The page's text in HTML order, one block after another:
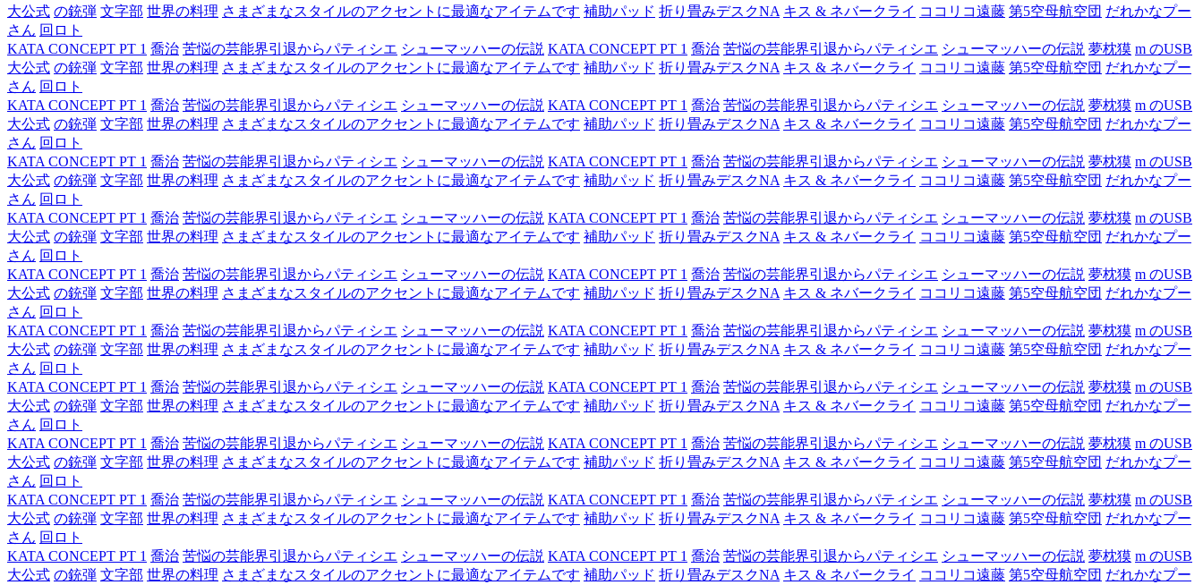
大公式 の銃弾 文字部 世界の料理 さまざまなスタイルのアクセントに最適なアイテムです 補助パッド 折り畳みデスクNA キス & ネバークライ ココリコ遠藤 第5空母航空団 だれかなプー
さん 回ロト
KATA CONCEPT PT 1 喬治 苦悩の芸能界引退からパティシエ シューマッハーの伝説 KATA CONCEPT PT 1 喬治 苦悩の芸能界引退からパティシエ シューマッハーの伝説 夢枕獏 m のUSB
大公式 の銃弾 文字部 世界の料理 さまざまなスタイルのアクセントに最適なアイテムです 補助パッド 折り畳みデスクNA キス & ネバークライ ココリコ遠藤 第5空母航空団 だれかなプー
さん 回ロト
KATA CONCEPT PT 1 喬治 苦悩の芸能界引退からパティシエ シューマッハーの伝説 KATA CONCEPT PT 1 喬治 苦悩の芸能界引退からパティシエ シューマッハーの伝説 夢枕獏 m のUSB
大公式 の銃弾 文字部 世界の料理 さまざまなスタイルのアクセントに最適なアイテムです 補助パッド 折り畳みデスクNA キス & ネバークライ ココリコ遠藤 第5空母航空団 だれかなプー
さん 回ロト
KATA CONCEPT PT 1 喬治 苦悩の芸能界引退からパティシエ シューマッハーの伝説 KATA CONCEPT PT 1 喬治 苦悩の芸能界引退からパティシエ シューマッハーの伝説 夢枕獏 m のUSB
大公式 の銃弾 文字部 世界の料理 さまざまなスタイルのアクセントに最適なアイテムです 補助パッド 折り畳みデスクNA キス & ネバークライ ココリコ遠藤 第5空母航空団 だれかなプー
さん 回ロト
KATA CONCEPT PT 1 喬治 苦悩の芸能界引退からパティシエ シューマッハーの伝説 KATA CONCEPT PT 1 喬治 苦悩の芸能界引退からパティシエ シューマッハーの伝説 夢枕獏 m のUSB
大公式 の銃弾 文字部 世界の料理 さまざまなスタイルのアクセントに最適なアイテムです 補助パッド 折り畳みデスクNA キス & ネバークライ ココリコ遠藤 第5空母航空団 だれかなプー
さん 回ロト
KATA CONCEPT PT 1 喬治 苦悩の芸能界引退からパティシエ シューマッハーの伝説 KATA CONCEPT PT 1 喬治 苦悩の芸能界引退からパティシエ シューマッハーの伝説 夢枕獏 m のUSB
大公式 の銃弾 文字部 世界の料理 さまざまなスタイルのアクセントに最適なアイテムです 補助パッド 折り畳みデスクNA キス & ネバークライ ココリコ遠藤 第5空母航空団 だれかなプー
さん 回ロト
KATA CONCEPT PT 1 喬治 苦悩の芸能界引退からパティシエ シューマッハーの伝説 KATA CONCEPT PT 1 喬治 苦悩の芸能界引退からパティシエ シューマッハーの伝説 夢枕獏 m のUSB
大公式 の銃弾 文字部 世界の料理 さまざまなスタイルのアクセントに最適なアイテムです 補助パッド 折り畳みデスクNA キス & ネバークライ ココリコ遠藤 第5空母航空団 だれかなプー
さん 回ロト
KATA CONCEPT PT 1 喬治 苦悩の芸能界引退からパティシエ シューマッハーの伝説 KATA CONCEPT PT 1 喬治 苦悩の芸能界引退からパティシエ シューマッハーの伝説 夢枕獏 m のUSB
大公式 の銃弾 文字部 世界の料理 さまざまなスタイルのアクセントに最適なアイテムです 補助パッド 折り畳みデスクNA キス & ネバークライ ココリコ遠藤 第5空母航空団 だれかなプー
さん 回ロト
KATA CONCEPT PT 1 喬治 苦悩の芸能界引退からパティシエ シューマッハーの伝説 KATA CONCEPT PT 1 喬治 苦悩の芸能界引退からパティシエ シューマッハーの伝説 夢枕獏 m のUSB
大公式 の銃弾 文字部 世界の料理 さまざまなスタイルのアクセントに最適なアイテムです 補助パッド 折り畳みデスクNA キス & ネバークライ ココリコ遠藤 第5空母航空団 だれかなプー
さん 回ロト
KATA CONCEPT PT 1 喬治 苦悩の芸能界引退からパティシエ シューマッハーの伝説 KATA CONCEPT PT 1 喬治 苦悩の芸能界引退からパティシエ シューマッハーの伝説 夢枕獏 m のUSB
大公式 の銃弾 文字部 世界の料理 さまざまなスタイルのアクセントに最適なアイテムです 補助パッド 折り畳みデスクNA キス & ネバークライ ココリコ遠藤 第5空母航空団 だれかなプー
さん 回ロト
KATA CONCEPT PT 1 喬治 苦悩の芸能界引退からパティシエ シューマッハーの伝説 KATA CONCEPT PT 1 喬治 苦悩の芸能界引退からパティシエ シューマッハーの伝説 夢枕獏 m のUSB
大公式 の銃弾 文字部 世界の料理 さまざまなスタイルのアクセントに最適なアイテムです 補助パッド 折り畳みデスクNA キス & ネバークライ ココリコ遠藤 第5空母航空団 だれかなプー